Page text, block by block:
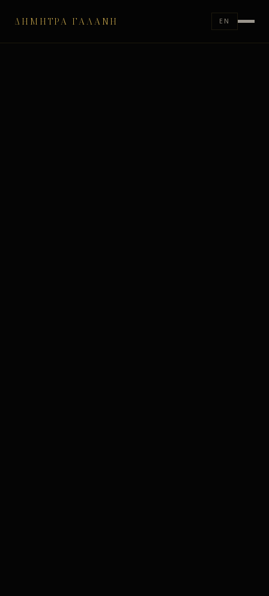
ΔΉΜΗΤΡΑ ΓΑΛΆΝΗ EN